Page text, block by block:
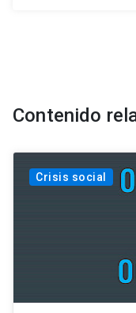
Contenido
Crisis social